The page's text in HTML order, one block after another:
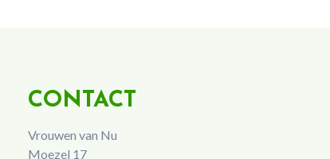
CONTACT
Vrouwen van Nu
Moezel 17